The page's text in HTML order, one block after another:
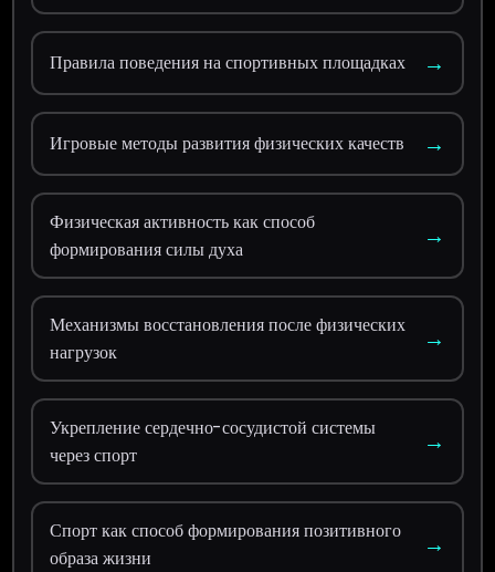
Правила поведения на спортивных площадках →
Игровые методы развития физических качеств →
Физическая активность как способ
формирования силы духа
→
Механизмы восстановления после физических
нагрузок
→
Укрепление сердечно-сосудистой системы
через спорт
→
Спорт как способ формирования позитивного
образа жизни
→